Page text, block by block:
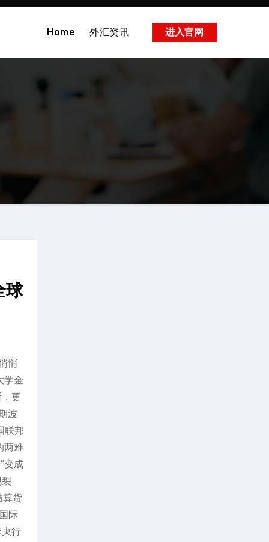
Home 外汇资讯 进入官网
球
悄
学金
更
波
联邦
两难
变成
裂
算货
际
行